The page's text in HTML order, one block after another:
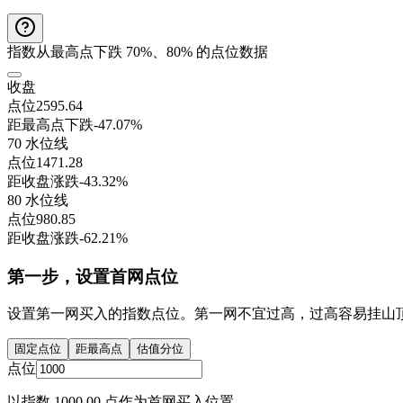
指数从最高点下跌 70%、80% 的点位数据
收盘
点位2595.64
距最高点下跌-47.07%
70 水位线
点位1471.28
距收盘涨跌-43.32%
80 水位线
点位980.85
距收盘涨跌-62.21%
第一步，设置首网点位
设置第一网买入的指数点位。第一网不宜过高，过高容易挂
固定点位 距最高点 估值分位
点位